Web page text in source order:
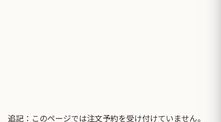
追記：このページでは注文予約を受け付けていません。